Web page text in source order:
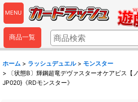
MENU
商品一覧
ホーム > ラッシュデュエル > モンスター
>
〔状態B〕輝鋼超竜デヴァスターオケアビス【
JP020}《RDモンスター》